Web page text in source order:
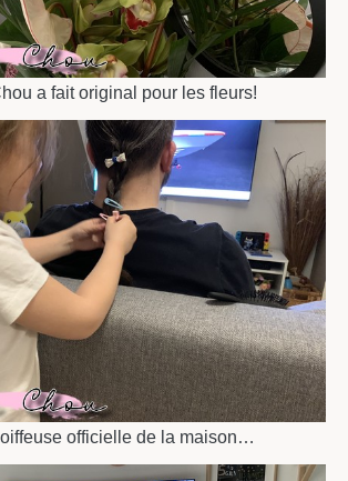
a fait original pour les fleurs!
officielle de la maison…